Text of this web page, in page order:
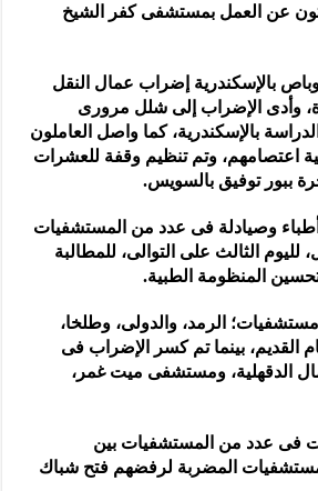
عن العمل بمستشفى كفر الشيخ
بالإسكندرية إضراب عمال النقل
وأدى الإضراب إلى شلل مرورى
بالإسكندرية، كما واصل العاملون
اعتصامهم، وتم تنظيم وقفة للعشرات
ببور توفيق بالسويس.
أطباء وصيادلة فى عدد من المستشفيات
الثالث على التوالى، للمطالبة
المنظومة الطبية.
الرمد، والدولى، وطلخا،
القديم، بينما تم كسر الإضراب فى
الدقهلية، ومستشفى ميت غمر،
فى عدد من المستشفيات بين
المضربة لرفضهم فتح شباك